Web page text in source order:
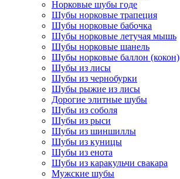
Норковые шубы годе
Шубы норковые трапеция
Шубы норковые бабочка
Шубы норковые летучая мышь
Шубы норковые шанель
Шубы норковые баллон (кокон)
Шубы из лисы
Шубы из чернобурки
Шубы рыжие из лисы
Дорогие элитные шубы
Шубы из соболя
Шубы из рыси
Шубы из шиншиллы
Шубы из куницы
Шубы из енота
Шубы из каракульчи свакара
Мужские шубы